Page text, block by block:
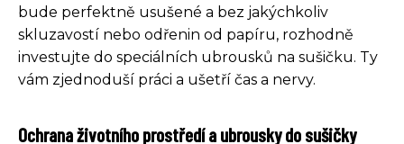
bude perfektně usušené a bez jakýchkoliv
skluzavostí nebo odřenin od papíru, rozhodně
investujte do speciálních ubrousků na sušičku. Ty
vám zjednoduší práci a ušetří čas a nervy.
Ochrana životního prostředí a ubrousky do sušičky